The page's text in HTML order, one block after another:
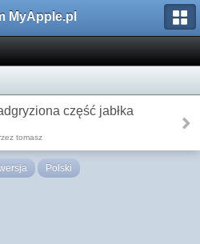
MyApple.pl
część jabłka
tomasz
Polski